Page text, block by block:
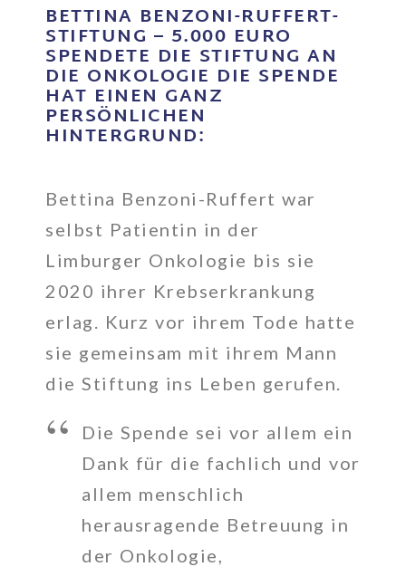
BETTINA BENZONI-RUFFERT-
STIFTUNG – 5.000 EURO
SPENDETE DIE STIFTUNG AN
DIE ONKOLOGIE DIE SPENDE
HAT EINEN GANZ
PERSÖNLICHEN
HINTERGRUND:
Bettina Benzoni-Ruffert war
selbst Patientin in der
Limburger Onkologie bis sie
2020 ihrer Krebserkrankung
erlag. Kurz vor ihrem Tode hatte
sie gemeinsam mit ihrem Mann
die Stiftung ins Leben gerufen.
Die Spende sei vor allem ein
Dank für die fachlich und vor
allem menschlich
herausragende Betreuung in
der Onkologie,